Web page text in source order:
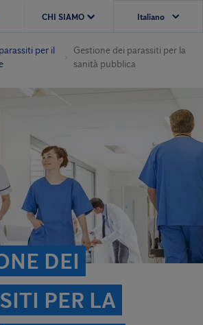
CHI SIAMO
per il
Gestione dei parassiti per la
sanità pubblica
DEI
PER LA